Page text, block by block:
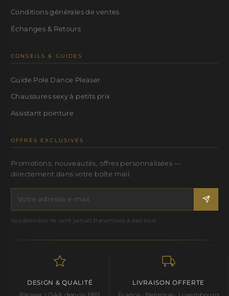
Conditions générales de ventes
Échanges & Retours
CONSEILS & GUIDES
Guide Pole Dance Pleaser
Chaussures sexy à petits prix
Assistant pointure
OFFRES EXCLUSIVES
Promotions, nouveautés, offres personnalisées —
directement dans votre boîte mail.
Vos données ne sont jamais transmises à des tiers.
DESIGN & QUALITÉ LIVRAISON OFFERTE